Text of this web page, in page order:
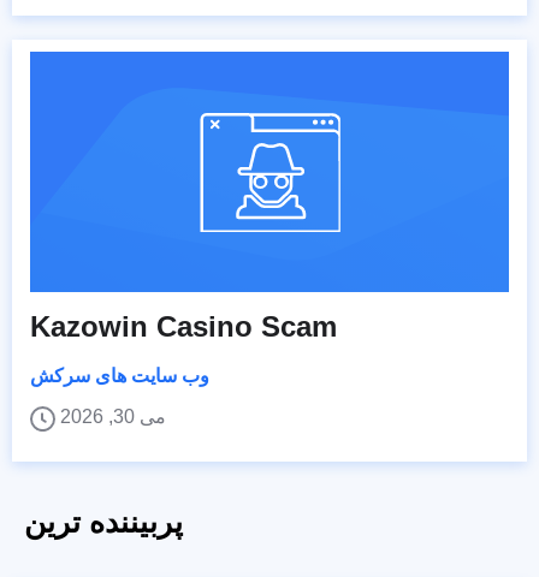
Kazowin Casino Scam
وب سایت های سرکش
می 30, 2026
پربیننده ترین